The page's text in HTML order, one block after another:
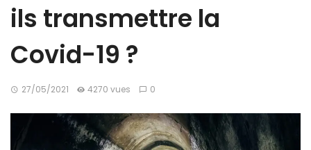
ils transmettre la
Covid-19 ?
27/05/2021 4270 vues 0